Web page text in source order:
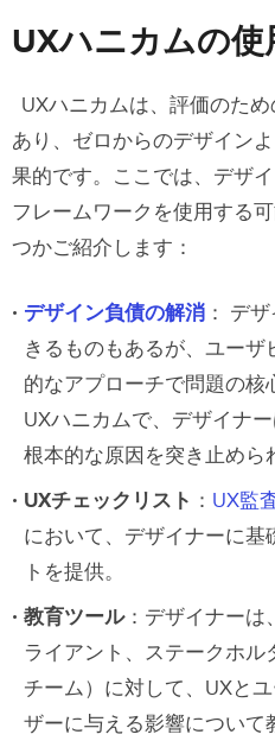
UXハニカムの使
UXハニカムは、評価のた
あり、ゼロからのデザイン
果的です。ここでは、デザ
フレームワークを使用する
つかご紹介します：
デザイン負債の解消 ： デ
きるものもあるが、ユー
的なアプローチで問題の核
UXハニカムで、デザイナ
根本的な原因を突き止めら
UXチェックリスト ： UX監
において、デザイナーに基
トを提供。
教育ツール：デザイナーは
ライアント、ステークホル
チーム）に対して、UXと
ザーに与える影響について